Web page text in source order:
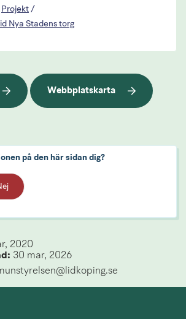
Projekt /
Nya Stadens torg
Webbplatskarta
på den här sidan dig?
2020
30 mar, 2026